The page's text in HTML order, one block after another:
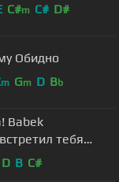
C#m C# D#
Обидно
m Gm D Bb
Babek
тебя
D B C#